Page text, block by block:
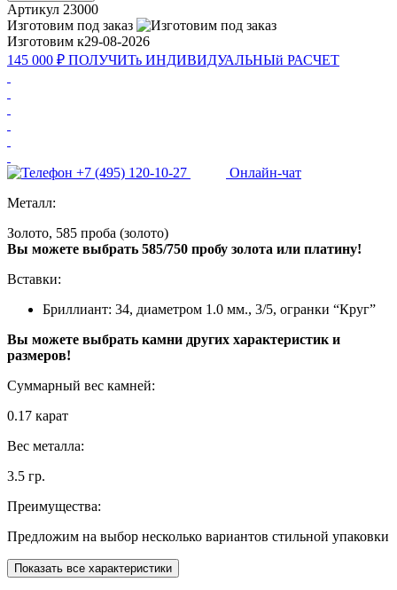
Артикул 23000
Изготовим под заказ
Изготовим к29-08-2026
145 000 ₽ ПОЛУЧИТь ИНДИВИДУАЛЬНЫй РАСЧЕТ
+7 (495) 120-10-27
Онлайн-чат
Металл:
Золото, 585 проба (золото)
Вы можете выбрать 585/750 пробу золота или платину!
Вставки:
Бриллиант: 34, диаметром 1.0 мм., 3/5, огранки “Круг”
Вы можете выбрать камни других характеристик и
размеров!
Суммарный вес камней:
0.17 карат
Вес металла:
3.5 гр.
Преимущества:
Предложим на выбор несколько вариантов стильной упаковки
Показать все характеристики